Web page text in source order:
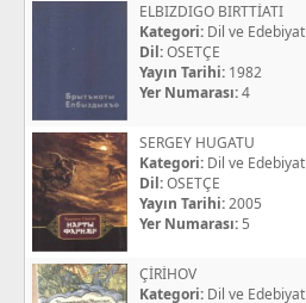
ELBIZDIGO BIRTTİATI
Kategori: Dil ve Edebiyat
Dil:OSETÇE
Yayın Tarihi: 1982
Yer Numarası:4
SERGEY HUGATU
Kategori: Dil ve Edebiyat
Dil:OSETÇE
Yayın Tarihi:2005
Yer Numarası: 5
ÇİRİHOV
Kategori: Dil ve Edebiyat